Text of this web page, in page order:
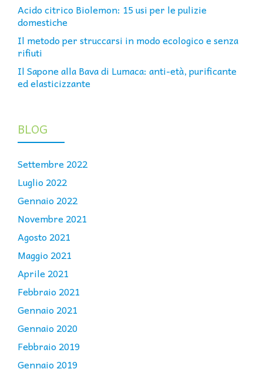
Acido citrico Biolemon: 15 usi per le pulizie
domestiche
Il metodo per struccarsi in modo ecologico e senza
rifiuti
Il Sapone alla Bava di Lumaca: anti-età, purificante
ed elasticizzante
BLOG
Settembre 2022
Luglio 2022
Gennaio 2022
Novembre 2021
Agosto 2021
Maggio 2021
Aprile 2021
Febbraio 2021
Gennaio 2021
Gennaio 2020
Febbraio 2019
Gennaio 2019